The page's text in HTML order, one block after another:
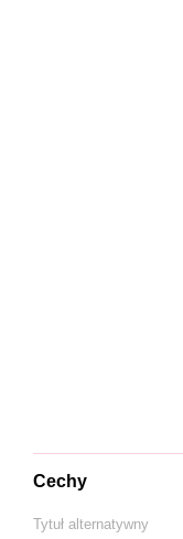
Cechy
Tytuł alternatywny